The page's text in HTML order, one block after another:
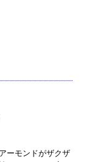
ーモンドがザクザ